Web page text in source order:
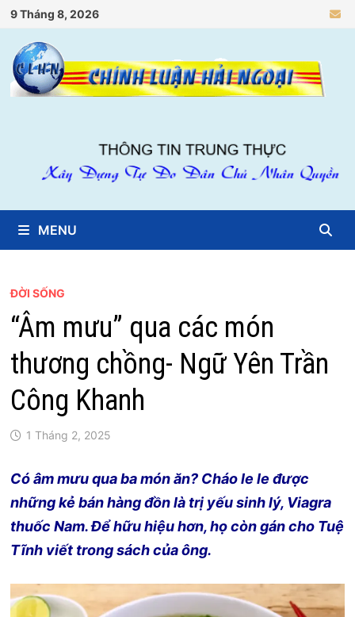
Skip
to
content
9 Tháng 8, 2026
MENU
ĐỜI SỐNG
“Âm mưu” qua các món
thương chồng- Ngữ Yên Trần
Công Khanh
1 Tháng 2, 2025
Có âm mưu qua ba món ăn? Cháo le le được
những kẻ bán hàng đồn là trị yếu sinh lý, Viagra
thuốc Nam. Để hữu hiệu hơn, họ còn gán cho Tuệ
Tĩnh viết trong sách của ông.